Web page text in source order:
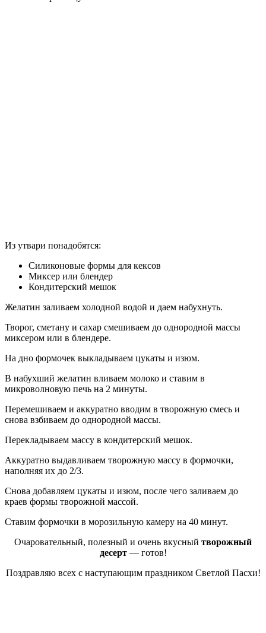
Из утвари понадобятся:
Силиконовые формы для кексов
Миксер или блендер
Кондитерский мешок
Желатин заливаем холодной водой и даем набухнуть.
Творог, сметану и сахар смешиваем до однородной массы
миксером или в блендере.
На дно формочек выкладываем цукаты и изюм.
В набухший желатин вливаем молоко и ставим в
микроволновую печь на 2 минуты.
Перемешиваем и аккуратно вводим в творожную смесь и
снова взбиваем до однородной массы.
Перекладываем массу в кондитерский мешок.
Аккуратно выдавливаем творожную массу в формочки,
наполняя их до 2/3.
Снова добавляем цукаты и изюм, после чего заливаем до
краев формы творожной массой.
Ставим формочки в морозильную камеру на 40 минут.
Очаровательный, полезный и очень вкусный творожный
десерт— готов!
Поздравляю всех с наступающим праздником Светлой Пасхи!